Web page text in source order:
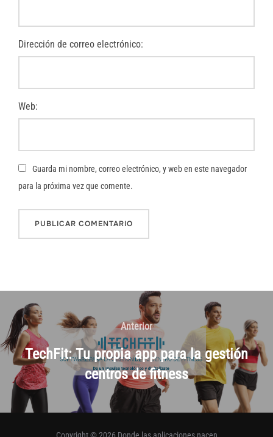
Dirección de correo electrónico:
Web:
Guarda mi nombre, correo electrónico, y web en este navegador
para la próxima vez que comente.
Navegación
de
entradas
Anterior
Anterior
TechFit: Tu propia app para la gestión
centros de fitness